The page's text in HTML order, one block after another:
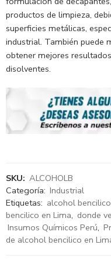
productos de limpieza,
superficies metálicas,
industrial. También puede
obtener mejores
disolventes.
SKU: ALCOHOLB
Categoría: Industrial
Etiquetas: alcohol
bencilico en Lima, donde
Insumos Químicos Perú,
de alcohol bencilico en